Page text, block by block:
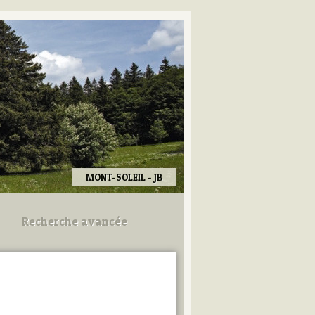
MONT-SOLEIL - JB
Recherche avancée
Utilisez les champs ci-dessous